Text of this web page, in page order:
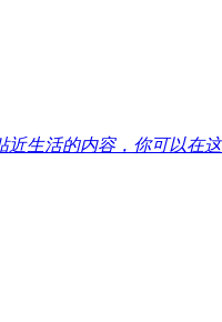
生活的内容，你可以在